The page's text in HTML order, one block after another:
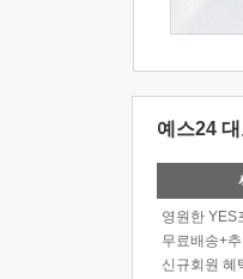
예스24
영원한 YES
무료배송+
신규회원 혜